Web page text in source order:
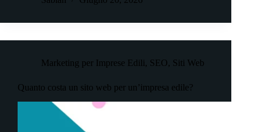
Marketing per Imprese Edili, SEO, Siti Web
Quanto costa un sito web per un’impresa edile?